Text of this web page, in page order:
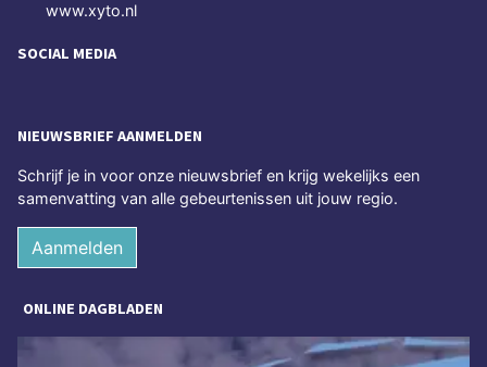
www.xyto.nl
SOCIAL MEDIA
NIEUWSBRIEF AANMELDEN
Schrijf je in voor onze nieuwsbrief en krijg wekelijks een
samenvatting van alle gebeurtenissen uit jouw regio.
Aanmelden
ONLINE DAGBLADEN